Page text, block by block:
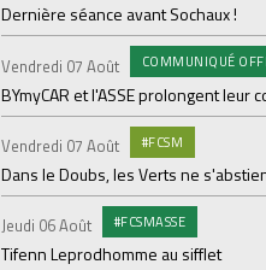
Dernière séance avant Sochaux !
Vendredi 07 Août COMMUNIQUÉ
BYmyCAR et l'ASSE prolongent leur
Vendredi 07 Août #FCSM
Dans le Doubs, les Verts ne
Jeudi 06 Août #FCSMASSE
Tifenn Leprodhomme au sifflet